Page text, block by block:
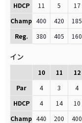
HDCP
11 5 17
Champ 400 420 185
Reg.
380 405 160
イン
10 11 12
Par
4 3 4
HDCP
4 14 10
Champ 440 200 400